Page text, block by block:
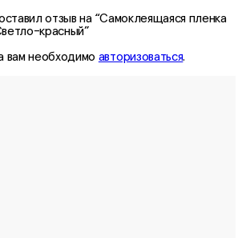
отзыв на “Самоклеящаяся пленка
красный”
вам необходимо авторизоваться.